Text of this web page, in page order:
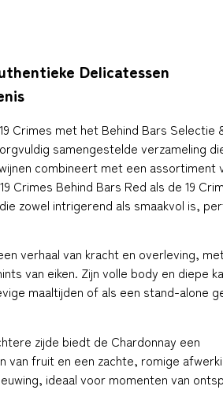
Delicatessen
Crimes met het Behind Bars Selectie
samengestelde verzameling
combineert met een assortiment
Crimes Behind Bars Red als de 19
zowel intrigerend als smaakvol is,
verhaal van kracht en overleving,
van eiken. Zijn volle body en diepe
maaltijden of als een stand-alone
zijde biedt de Chardonnay een
fruit en een zachte, romige
ideaal voor momenten van